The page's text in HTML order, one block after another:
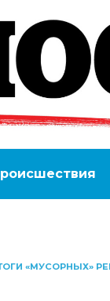
«МУСОРНЫХ»